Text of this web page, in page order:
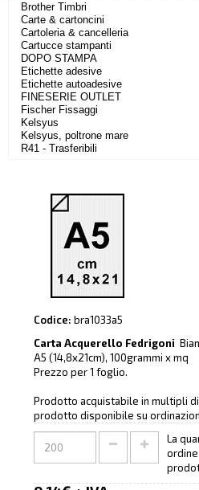
Brother Timbri
Carte & cartoncini
Cartoleria & cancelleria
Cartucce stampanti
DOPO STAMPA
Etichette adesive
Etichette autoadesive
FINESERIE OUTLET
Fischer Fissaggi
Kelsyus
Kelsyus, poltrone mare
R41 - Trasferibili
Codice: bra1033a5
Carta Acquerello Fedrigoni
A5 (14,8x21cm), 100grammi x mq
Prezzo per 1 foglio.
Prodotto acquistabile in multipli
prodotto disponibile su
La